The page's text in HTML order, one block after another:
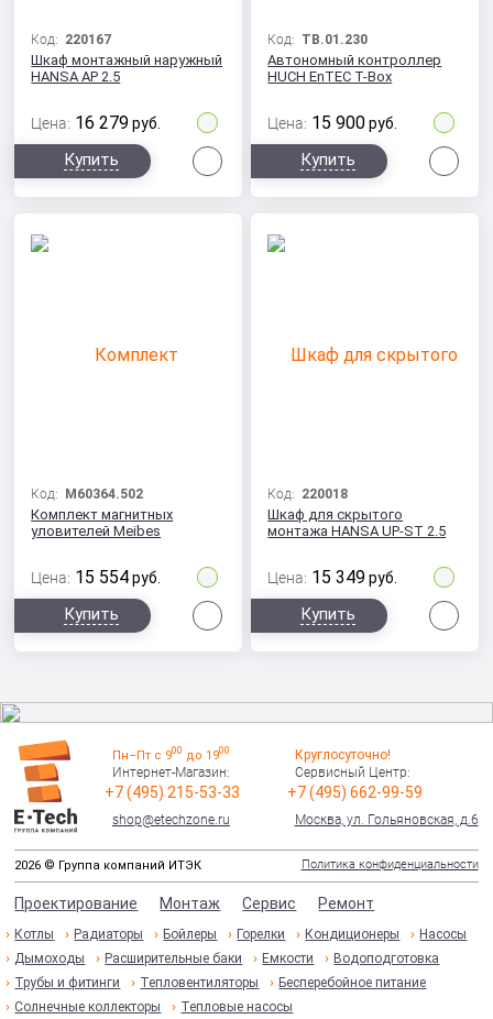
Код: 220167
Шкаф монтажный наружный
HANSA АР 2.5
Цена: 16 279 руб.
Купить
Код: ТВ.01.230
Автономный контроллер
HUCH EnTEC Т-Вox
Цена: 15 900 руб.
Купить
Код: M60364.502
Комплект магнитных
уловителей Meibes
Цена: 15 554 руб.
Купить
Код: 220018
Шкаф для скрытого
монтажа HANSA UP-ST 2.5
Цена: 15 349 руб.
Купить
Пн–Пт с 900 до 1900
Интернет-Магазин:
+7 (495) 215-53-33
shop@etechzone.ru
Круглосуточно!
Сервисный Центр:
+7 (495) 662-99-59
Москва, ул. Гольяновская, д.6
2026 © Группа компаний ИТЭК Политика конфиденциальности
Проектирование Монтаж Сервис Ремонт
Котлы Радиаторы Бойлеры Горелки Кондиционеры
Насосы
Дымоходы
Расширительные баки Емкости
Водоподготовка
Трубы и фитинги
Тепловентиляторы
Бесперебойное питание
Солнечные коллекторы
Тепловые насосы